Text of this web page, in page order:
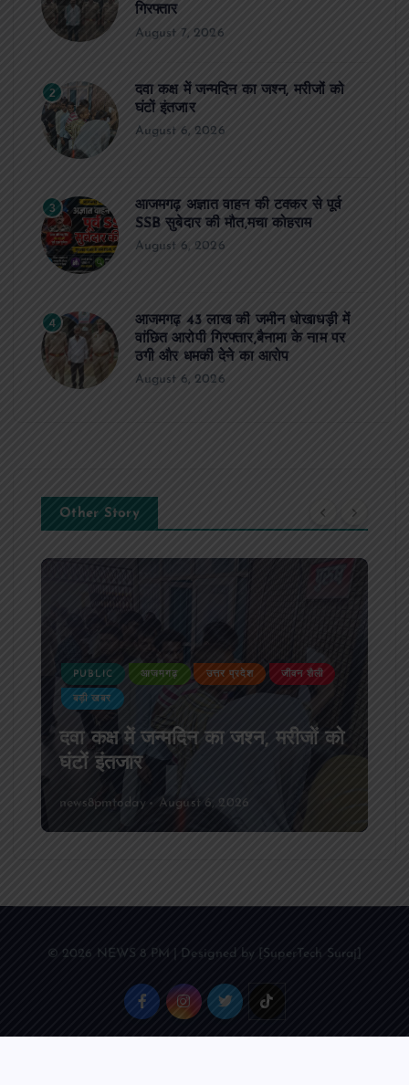
गिरफ्तार
August 7, 2026
2
दवा कक्ष में जन्मदिन का जश्न, मरीजों को
घंटों इंतजार
August 6, 2026
3
आजमगढ़ अज्ञात वाहन की टक्कर से पूर्व
SSB सुबेदार की मौत,मचा कोहराम
August 6, 2026
4
आजमगढ़ 43 लाख की जमीन धोखाधड़ी में
वांछित आरोपी गिरफ्तार,बैनामा के नाम पर
ठगी और धमकी देने का आरोप
August 6, 2026
Other Story
PUBLIC आजमगढ़ उत्तर प्रदेश दुर्घटना
आजमगढ़ अज्ञात वाहन की टक्कर से पूर्व
SSB सुबेदार की मौत,मचा कोहराम
news8pmtoday August 6, 2026
© 2026 NEWS 8 PM | Designed by [SuperTech Suraj]